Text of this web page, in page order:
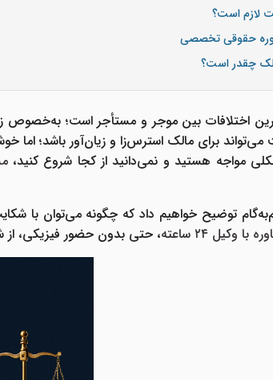
اختلافات بین موجر و مستأجر است؛ به‌خصوص
برای مالک استرس‌زا و زیان‌آور باشد؛ اما
مواجه هستید و نمی‌دانید از کجا شروع کنید،
توضیح خواهیم داد که چگونه می‌توان با
با وکیل ۲۴ ساعته ، حتی بدون حضور فیزیکی، از